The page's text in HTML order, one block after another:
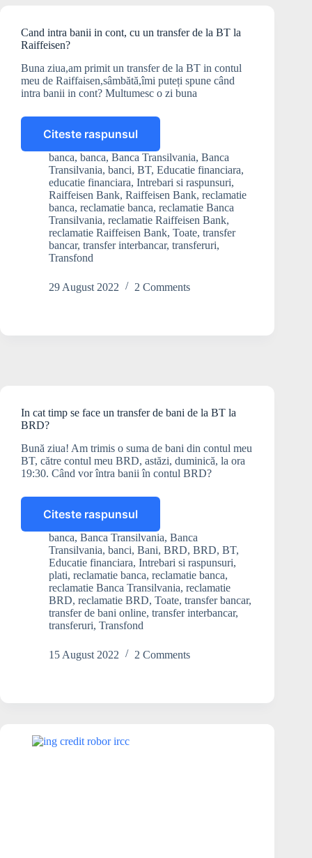
Cand intra banii in cont, cu un transfer de la BT la
Raiffeisen?
Buna ziua,am primit un transfer de la BT in contul
meu de Raiffaisen,sâmbătă,îmi puteți spune când
intra banii in cont? Multumesc o zi buna
Citeste raspunsul
Cand
intra
banii
in
cont,
cu
un
transfer
de
la
la
banca, banca, Banca Transilvania, Banca
Transilvania, banci, BT, Educatie financiara,
educatie financiara, Intrebari si raspunsuri,
Raiffeisen Bank, Raiffeisen Bank, reclamatie
banca, reclamatie banca, reclamatie Banca
Transilvania, reclamatie Raiffeisen Bank,
reclamatie Raiffeisen Bank, Toate, transfer
bancar, transfer interbancar, transferuri,
Transfond
29 August 2022 2 Comments
In cat timp se face un transfer de bani de la BT la
BRD?
Bună ziua! Am trimis o suma de bani din contul meu
BT, către contul meu BRD, astăzi, duminică, la ora
19:30. Când vor întra banii în contul BRD?
Citeste raspunsul
In
cat
timp
se
face
un
transfer
de
bani
la
BRD?
banca, Banca Transilvania, Banca
Transilvania, banci, Bani, BRD, BRD, BT,
Educatie financiara, Intrebari si raspunsuri,
plati, reclamatie banca, reclamatie banca,
reclamatie Banca Transilvania, reclamatie
BRD, reclamatie BRD, Toate, transfer bancar,
transfer de bani online, transfer interbancar,
transferuri, Transfond
15 August 2022 2 Comments